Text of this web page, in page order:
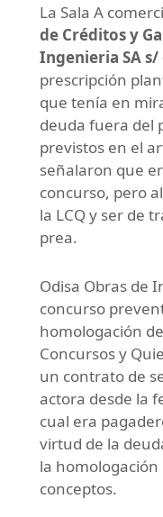
La Sala A
de Créditos y
Ingenieria SA
prescripción
que tenía en
deuda fuera del
previstos en el
señalaron que
concurso, pero
la LCQ y ser de
prea.
Odisa Obras de
concurso
homologación
Concursos y
un contrato de
actora desde la
cual era
virtud de la
la
conceptos.